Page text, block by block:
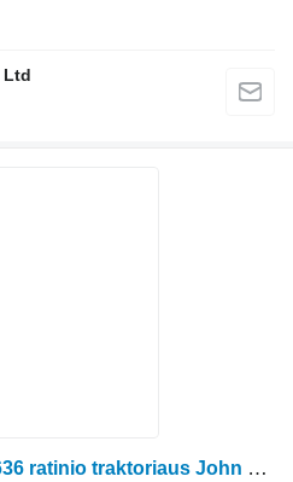
Ltd
Aušinimo siurblys AR86636 ratinio traktoriaus John Deere 410, 401B, 401C, 480C